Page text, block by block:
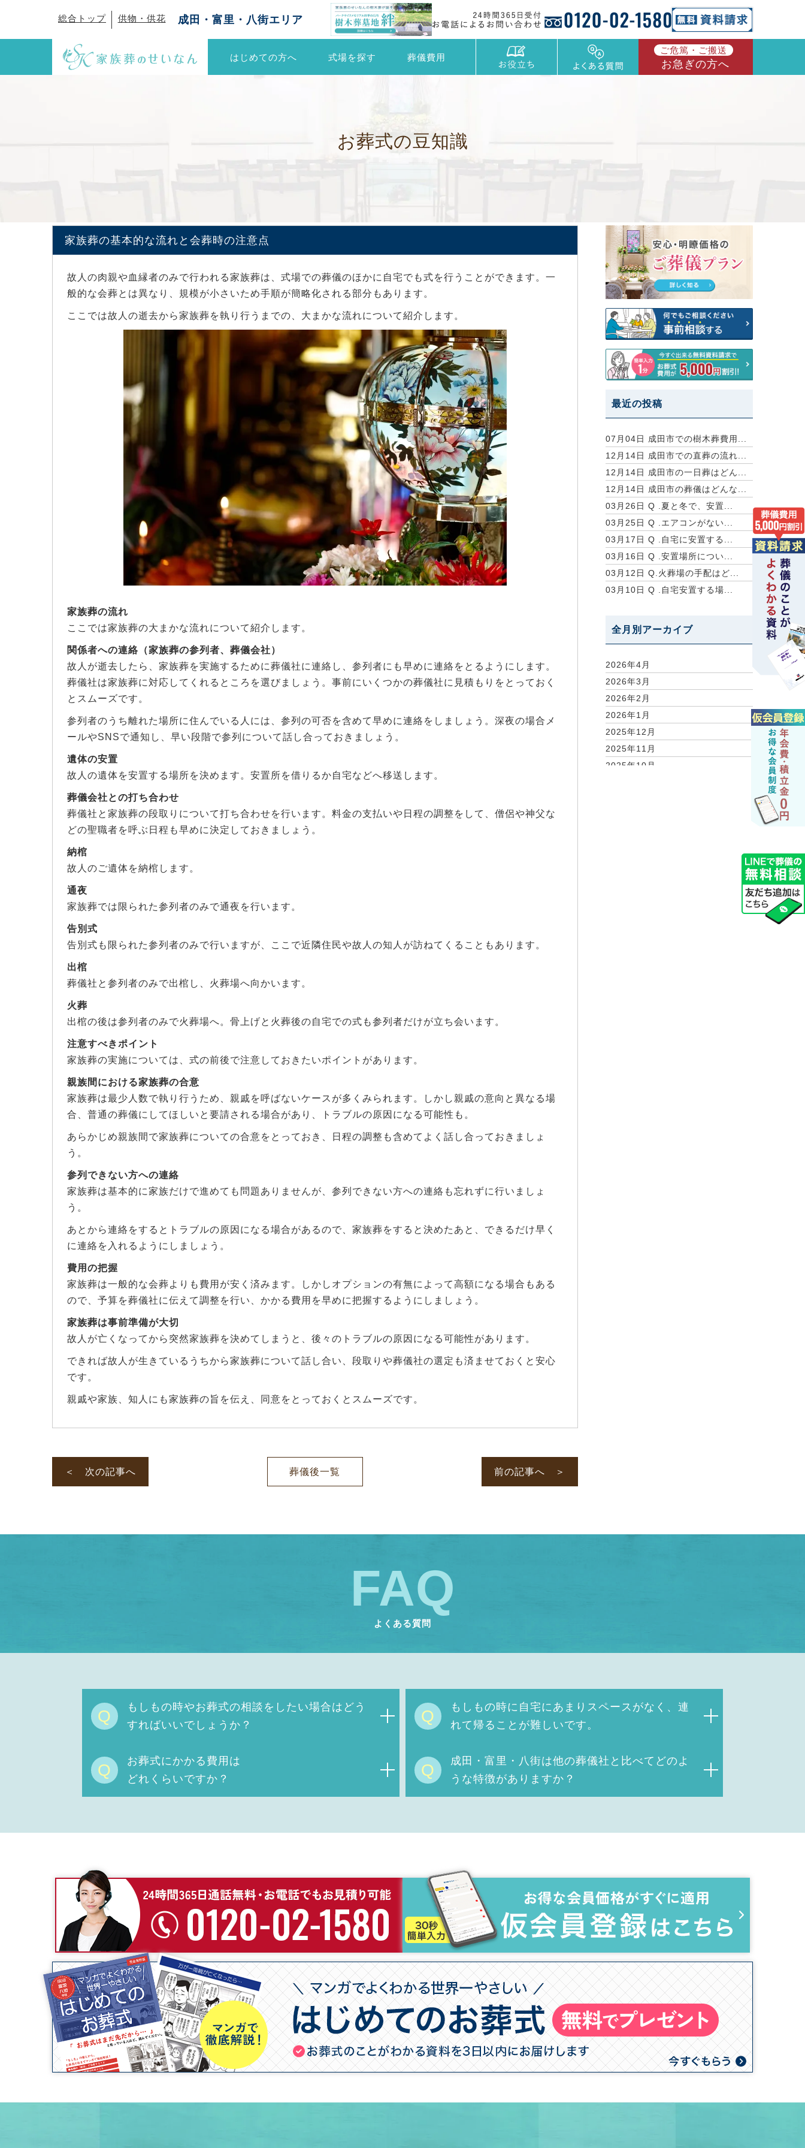
総合トップ 供物・供花 成田・富里・八街エリア
はじめての方へ 式場を探す 葬儀費用
ご危篤・ご搬送
お急ぎの方へ
お葬式の豆知識
家族葬の基本的な流れと会葬時の注意点
故人の肉親や血縁者のみで行われる家族葬は、式場での葬儀のほかに自宅でも式を行うことができます。一
般的な会葬とは異なり、規模が小さいため手順が簡略化される部分もあります。
ここでは故人の逝去から家族葬を執り行うまでの、大まかな流れについて紹介します。
家族葬の流れ
ここでは家族葬の大まかな流れについて紹介します。
関係者への連絡（家族葬の参列者、葬儀会社）
故人が逝去したら、家族葬を実施するために葬儀社に連絡し、参列者にも早めに連絡をとるようにします。
葬儀社は家族葬に対応してくれるところを選びましょう。事前にいくつかの葬儀社に見積もりをとっておく
とスムーズです。
参列者のうち離れた場所に住んでいる人には、参列の可否を含めて早めに連絡をしましょう。深夜の場合メ
ールやSNSで通知し、早い段階で参列について話し合っておきましょう。
遺体の安置
故人の遺体を安置する場所を決めます。安置所を借りるか自宅などへ移送します。
葬儀会社との打ち合わせ
葬儀社と家族葬の段取りについて打ち合わせを行います。料金の支払いや日程の調整をして、僧侶や神父な
どの聖職者を呼ぶ日程も早めに決定しておきましょう。
納棺
故人のご遺体を納棺します。
通夜
家族葬では限られた参列者のみで通夜を行います。
告別式
告別式も限られた参列者のみで行いますが、ここで近隣住民や故人の知人が訪ねてくることもあります。
出棺
葬儀社と参列者のみで出棺し、火葬場へ向かいます。
火葬
出棺の後は参列者のみで火葬場へ。骨上げと火葬後の自宅での式も参列者だけが立ち会います。
注意すべきポイント
家族葬の実施については、式の前後で注意しておきたいポイントがあります。
親族間における家族葬の合意
家族葬は最少人数で執り行うため、親戚を呼ばないケースが多くみられます。しかし親戚の意向と異なる場
合、普通の葬儀にしてほしいと要請される場合があり、トラブルの原因になる可能性も。
あらかじめ親族間で家族葬についての合意をとっておき、日程の調整も含めてよく話し合っておきましょ
う。
参列できない方への連絡
家族葬は基本的に家族だけで進めても問題ありませんが、参列できない方への連絡も忘れずに行いましょ
う。
あとから連絡をするとトラブルの原因になる場合があるので、家族葬をすると決めたあと、できるだけ早く
に連絡を入れるようにしましょう。
費用の把握
家族葬は一般的な会葬よりも費用が安く済みます。しかしオプションの有無によって高額になる場合もある
ので、予算を葬儀社に伝えて調整を行い、かかる費用を早めに把握するようにしましょう。
家族葬は事前準備が大切
故人が亡くなってから突然家族葬を決めてしまうと、後々のトラブルの原因になる可能性があります。
できれば故人が生きているうちから家族葬について話し合い、段取りや葬儀社の選定も済ませておくと安心
です。
親戚や家族、知人にも家族葬の旨を伝え、同意をとっておくとスムーズです。
＜ 次の記事へ 葬儀後一覧 前の記事へ ＞
最近の投稿
07月04日 成田市での樹木葬費用...
12月14日 成田市での直葬の流れ...
12月14日 成田市の一日葬はどん...
12月14日 成田市の葬儀はどんな...
03月26日 Q .夏と冬で、安置...
03月25日 Q .エアコンがない...
03月17日 Q .自宅に安置する...
03月16日 Q .安置場所につい...
03月12日 Q.火葬場の手配はど...
03月10日 Q .自宅安置する場...
全月別アーカイブ
2026年4月
2026年3月
2026年2月
2026年1月
2025年12月
2025年11月
2025年10月
2019年2月
FAQ
よくある質問
Q
もしもの時やお葬式の相談をしたい場合はどう
すればいいでしょうか？
Q
もしもの時に自宅にあまりスペースがなく、連
れて帰ることが難しいです。
Q
お葬式にかかる費用は
どれくらいですか？
Q
成田・富里・八街は他の葬儀社と比べてどのよ
うな特徴がありますか？